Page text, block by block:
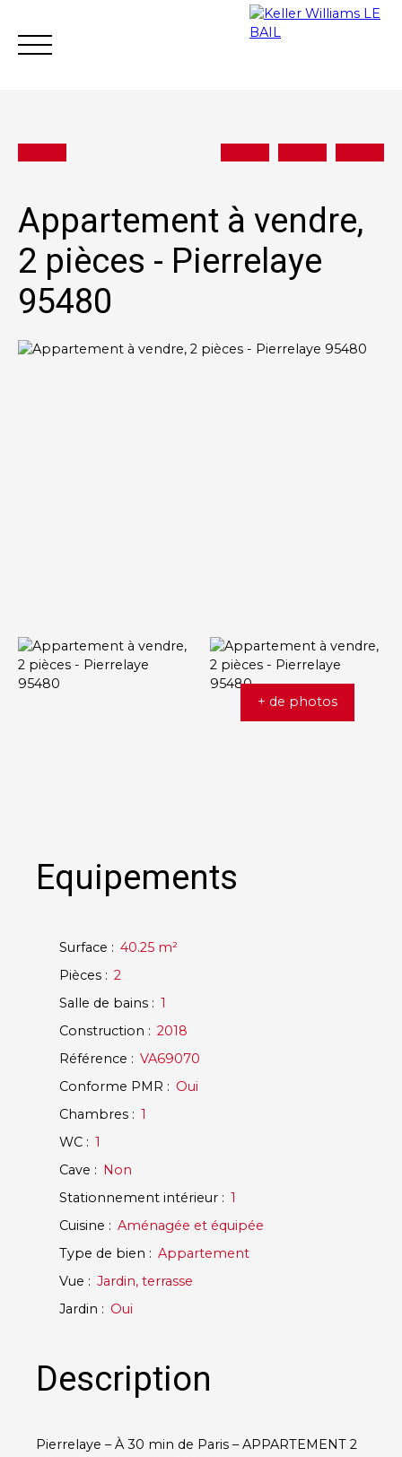
Achat Vente Location Gestion
Appartement à vendre,
2 pièces - Pierrelaye
95480
+ de photos
Equipements
Surface : 40.25 m²
Pièces : 2
Salle de bains : 1
Construction : 2018
Référence : VA69070
Conforme PMR : Oui
Chambres : 1
WC : 1
Cave : Non
Stationnement intérieur : 1
Cuisine : Aménagée et équipée
Type de bien : Appartement
Vue : Jardin, terrasse
Jardin : Oui
Description
Pierrelaye – À 30 min de Paris – APPARTEMENT 2